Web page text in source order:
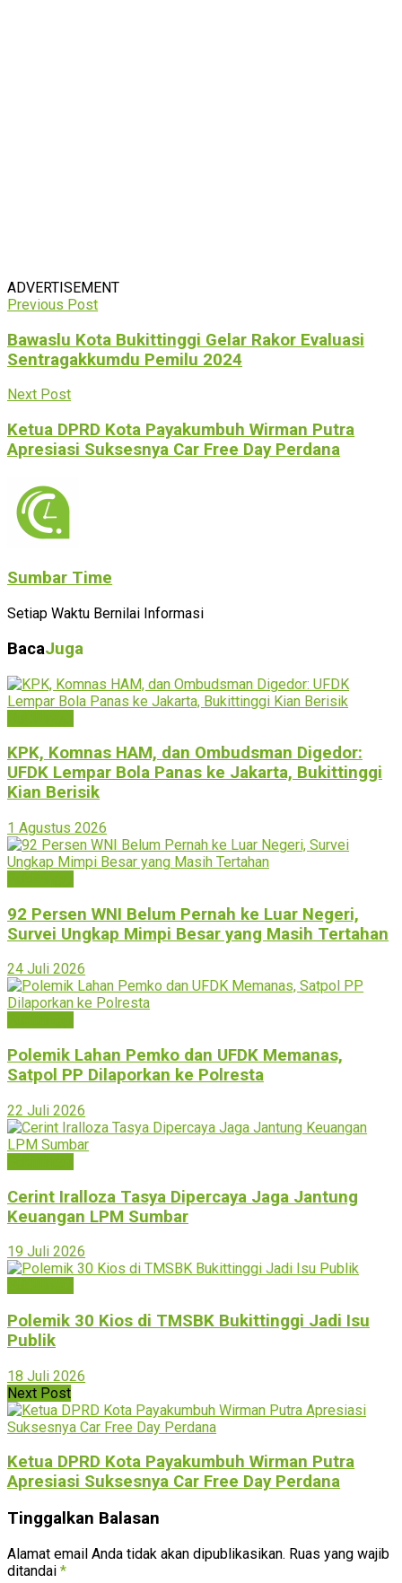
ADVERTISEMENT
Previous Post
Bawaslu Kota Bukittinggi Gelar Rakor Evaluasi
Sentragakkumdu Pemilu 2024
Next Post
Ketua DPRD Kota Payakumbuh Wirman Putra
Apresiasi Suksesnya Car Free Day Perdana
Sumbar Time
Setiap Waktu Bernilai Informasi
BacaJuga
KPK, Komnas HAM, dan Ombudsman Digedor:
UFDK Lempar Bola Panas ke Jakarta, Bukittinggi
Kian Berisik
1 Agustus 2026
92 Persen WNI Belum Pernah ke Luar Negeri,
Survei Ungkap Mimpi Besar yang Masih Tertahan
24 Juli 2026
Polemik Lahan Pemko dan UFDK Memanas,
Satpol PP Dilaporkan ke Polresta
22 Juli 2026
Cerint Iralloza Tasya Dipercaya Jaga Jantung
Keuangan LPM Sumbar
19 Juli 2026
Polemik 30 Kios di TMSBK Bukittinggi Jadi Isu
Publik
18 Juli 2026
Next Post
Ketua DPRD Kota Payakumbuh Wirman Putra
Apresiasi Suksesnya Car Free Day Perdana
Tinggalkan Balasan
Alamat email Anda tidak akan dipublikasikan. Ruas yang wajib
ditandai *